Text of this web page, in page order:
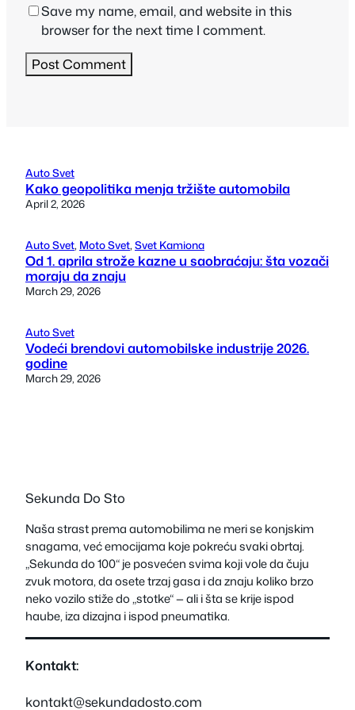
Save my name, email, and website in this
browser for the next time I comment.
Auto Svet
Kako geopolitika menja tržište automobila
April 2, 2026
Auto Svet, Moto Svet, Svet Kamiona
Od 1. aprila strože kazne u saobraćaju: šta vozači
moraju da znaju
March 29, 2026
Auto Svet
Vodeći brendovi automobilske industrije 2026.
godine
March 29, 2026
Sekunda Do Sto
Naša strast prema automobilima ne meri se konjskim
snagama, već emocijama koje pokreću svaki obrtaj.
„Sekunda do 100“ je posvećen svima koji vole da čuju
zvuk motora, da osete trzaj gasa i da znaju koliko brzo
neko vozilo stiže do „stotke“ — ali i šta se krije ispod
haube, iza dizajna i ispod pneumatika.
Kontakt:
kontakt@sekundadosto.com